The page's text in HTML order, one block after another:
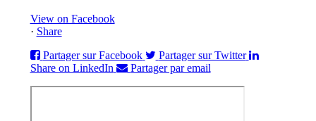
View on Facebook
· Share
Partager sur Facebook
Partager sur Twitter
Share on LinkedIn
Partager par email